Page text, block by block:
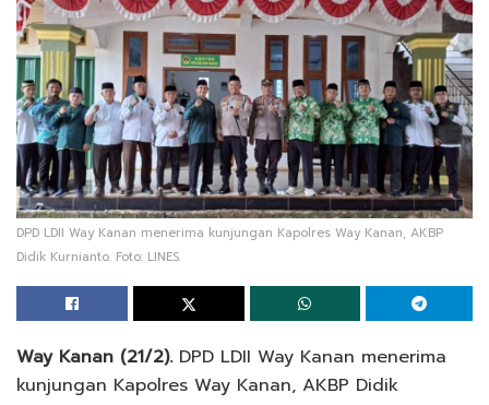
DPD LDII Way Kanan menerima kunjungan Kapolres Way Kanan, AKBP
Didik Kurnianto. Foto: LINES.
Way Kanan (21/2).DPD LDII Way Kanan menerima
kunjungan Kapolres Way Kanan, AKBP Didik